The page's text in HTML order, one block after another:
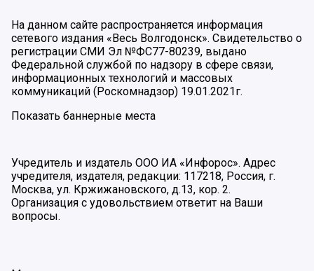
На данном сайте распространяется информация
сетевого издания «Весь Волгодонск». Свидетельство о
регистрации СМИ Эл №ФС77-80239, выдано
Федеральной службой по надзору в сфере связи,
информационных технологий и массовых
коммуникаций (Роскомнадзор) 19.01.2021г.
Показать баннерные места
Учредитель и издатель ООО ИА «Инфорос». Адрес
учредителя, издателя, редакции: 117218, Россия, г.
Москва, ул. Кржижановского, д.13, кор. 2.
Организация с удовольствием ответит на Ваши
вопросы.